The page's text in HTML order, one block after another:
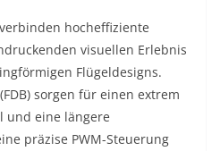
hocheffiziente
visuellen Erlebnis
Flügeldesigns.
sorgen für einen extrem
und eine längere
präzise PWM-Steuerung